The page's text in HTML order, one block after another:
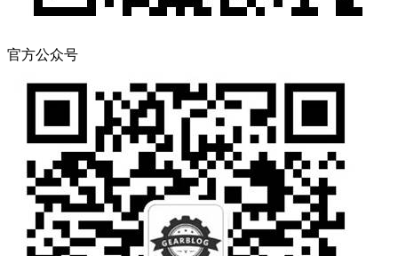
官方公众号